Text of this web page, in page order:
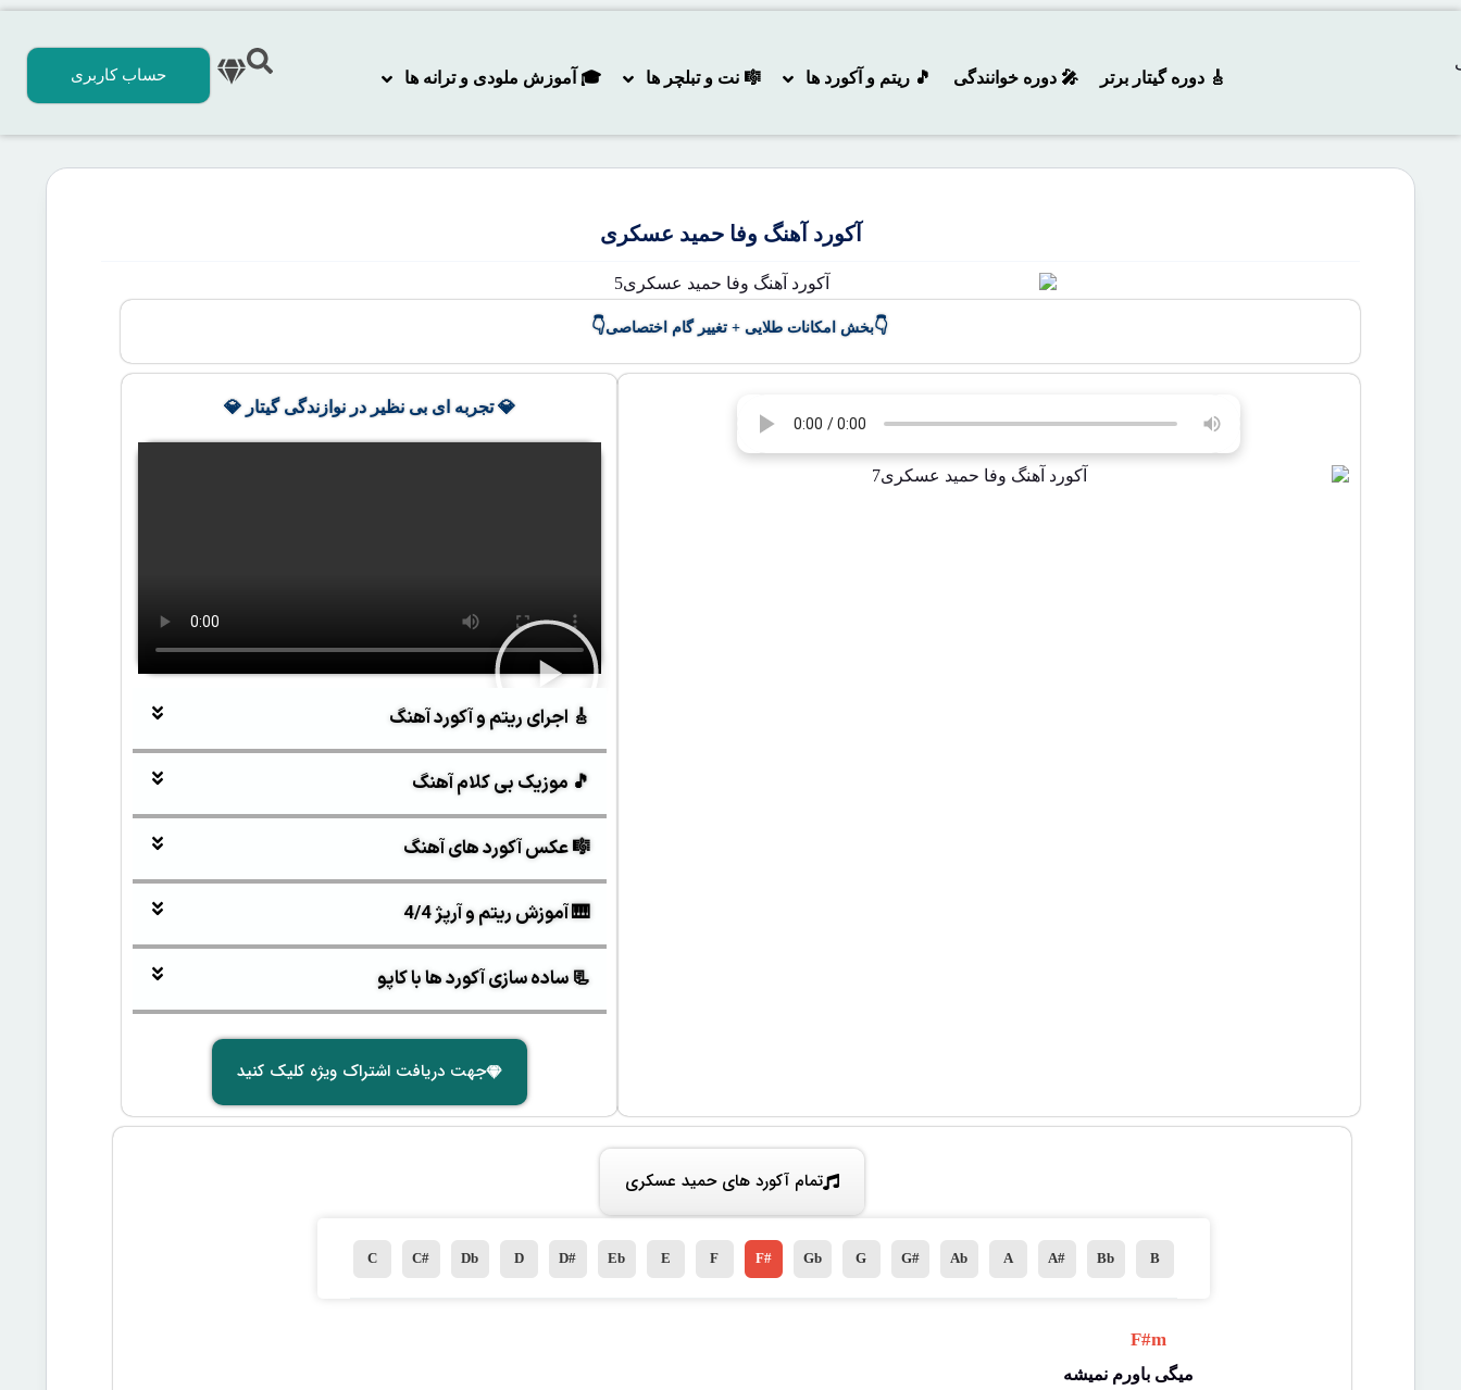
🎸 دوره‌ گیتار برتر 🎤 دوره خوانندگی 🎵 ریتم و آکورد ها 🎼 نت و تبلچر ها 🎓 آموزش ملودی و ترانه‌ ها حساب کاربری
آکورد آهنگ وفا حمید عسکری
👇بخش امکانات طلایی + تغییر گام اختصاصی👇
💎 تجربه ای بی نظیر در نوازندگی گیتار 💎
🎸 اجرای ریتم و آکورد آهنگ
🎵 موزیک بی کلام آهنگ
🎼 عکس آکورد های آهنگ
🎹 آموزش ریتم و آرپژ 4/4
📃 ساده سازی آکورد ها با کاپو
جهت دریافت اشتراک ویژه کلیک کنید
تمام آکورد های حمید عسکری
B
Bb
A#
A
Ab
G#
G
Gb
F#
F
E
Eb
D#
D
Db
C#
C
F#m
میگی باورم نمیشه